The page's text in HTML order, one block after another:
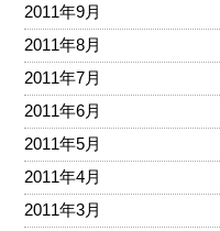
2011年9月
2011年8月
2011年7月
2011年6月
2011年5月
2011年4月
2011年3月